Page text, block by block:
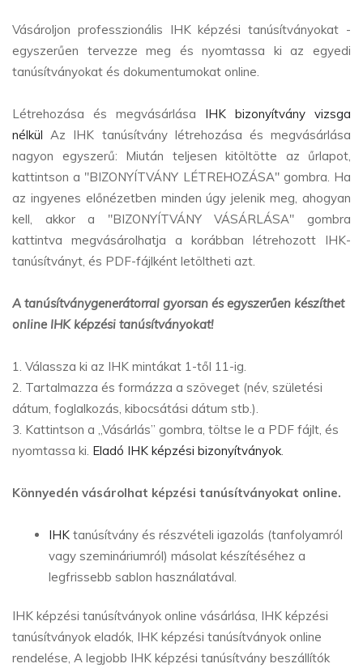
Vásároljon professzionális IHK képzési tanúsítványokat -
egyszerűen tervezze meg és nyomtassa ki az egyedi
tanúsítványokat és dokumentumokat online.
Létrehozása és megvásárlása IHK bizonyítvány vizsga
nélkül Az IHK tanúsítvány létrehozása és megvásárlása
nagyon egyszerű: Miután teljesen kitöltötte az űrlapot,
kattintson a "BIZONYÍTVÁNY LÉTREHOZÁSA" gombra. Ha
az ingyenes előnézetben minden úgy jelenik meg, ahogyan
kell, akkor a "BIZONYÍTVÁNY VÁSÁRLÁSA" gombra
kattintva megvásárolhatja a korábban létrehozott IHK-
tanúsítványt, és PDF-fájlként letöltheti azt.
A tanúsítványgenerátorral gyorsan és egyszerűen készíthet
online IHK képzési tanúsítványokat!
1. Válassza ki az IHK mintákat 1-től 11-ig.
2. Tartalmazza és formázza a szöveget (név, születési
dátum, foglalkozás, kibocsátási dátum stb.).
3. Kattintson a „Vásárlás” gombra, töltse le a PDF fájlt, és
nyomtassa ki. Eladó IHK képzési bizonyítványok
Könnyedén vásárolhat képzési tanúsítványokat online.
IHK tanúsítvány és részvételi igazolás (tanfolyamról
vagy szemináriumról) másolat készítéséhez a
legfrissebb sablon használatával.
IHK képzési tanúsítványok online vásárlása, IHK képzési
tanúsítványok eladók, IHK képzési tanúsítványok online
rendelése, A legjobb IHK képzési tanúsítvány beszállítók